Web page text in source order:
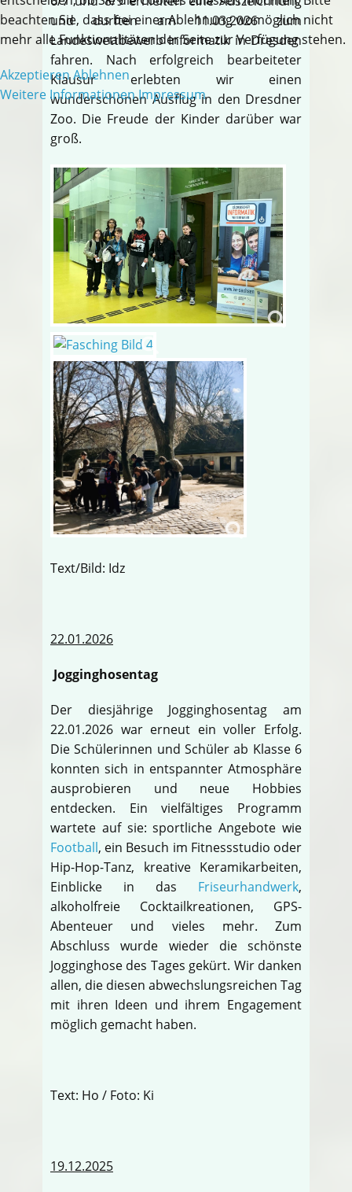
und durften am 11.03.2026 zum
Landeswettbewerb Informatik in Dresden
fahren. Nach erfolgreich bearbeiteter
Klausur erlebten wir einen
wunderschönen Ausflug in den Dresdner
Zoo. Die Freude der Kinder darüber war
groß.
Text/Bild: Idz
22.01.2026
Jogginghosentag
Der diesjährige Jogginghosentag am
22.01.2026 war erneut ein voller Erfolg.
Die Schülerinnen und Schüler ab Klasse 6
konnten sich in entspannter Atmosphäre
ausprobieren und neue Hobbies
entdecken. Ein vielfältiges Programm
wartete auf sie: sportliche Angebote wie
Football, ein Besuch im Fitnessstudio oder
Hip-Hop-Tanz, kreative Keramikarbeiten,
Einblicke in das Friseurhandwerk,
alkoholfreie Cocktailkreationen, GPS-
Abenteuer und vieles mehr. Zum
Abschluss wurde wieder die schönste
Jogginghose des Tages gekürt. Wir danken
allen, die diesen abwechslungsreichen Tag
mit ihren Ideen und ihrem Engagement
möglich gemacht haben.
Text: Ho / Foto: Ki
19.12.2025
beachten Sie, dass bei einer Ablehnung womöglich nicht
mehr alle Funktionalitäten der Seite zur Verfügung stehen.
AkzeptierenAblehnen
Weitere Informationen Impressum